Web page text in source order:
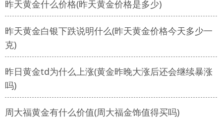
昨天黄金什么价格(昨天黄金价格是多少)
昨天黄金白银下跌说明什么(昨天黄金价格今天多少一
克)
昨日黄金td为什么上涨(黄金昨晚大涨后还会继续暴涨
吗)
周大福黄金有什么价值(周大福金饰值得买吗)